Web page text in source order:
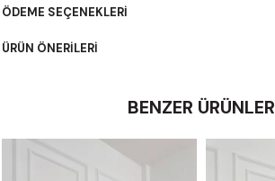
ÖDEME SEÇENEKLERI
ÜRÜN ÖNERILERI
BENZER ÜRÜNLER